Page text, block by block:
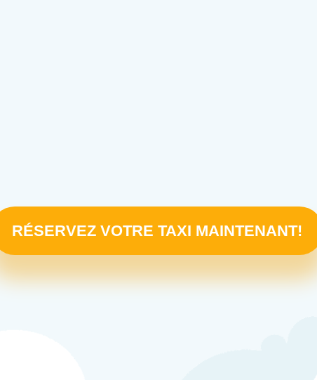
RÉSERVEZ VOTRE TAXI MAINTENANT!